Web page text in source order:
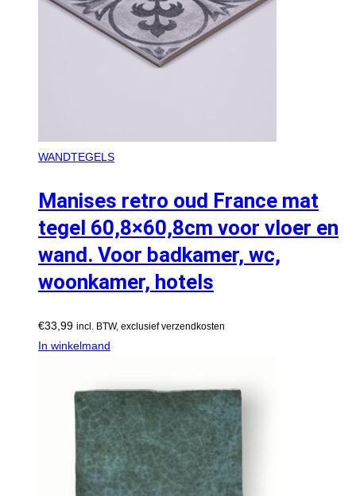
WANDTEGELS
Manises retro oud France mat
tegel 60,8×60,8cm voor vloer en
wand. Voor badkamer, wc,
woonkamer, hotels
€33,99 incl. BTW, exclusief verzendkosten
In winkelmand